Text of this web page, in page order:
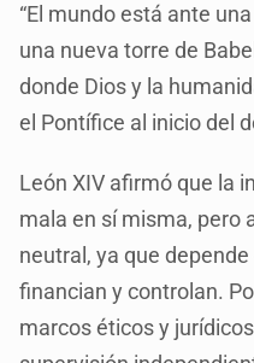
“El mundo está ante
una nueva torre de
donde Dios y la
el Pontífice al inicio del
León XIV afirmó que la
mala en sí misma, pero
neutral, ya que
financian y controlan.
marcos éticos y